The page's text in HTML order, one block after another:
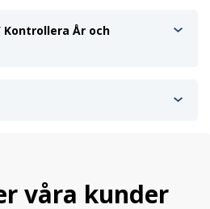
År och
våra kunder